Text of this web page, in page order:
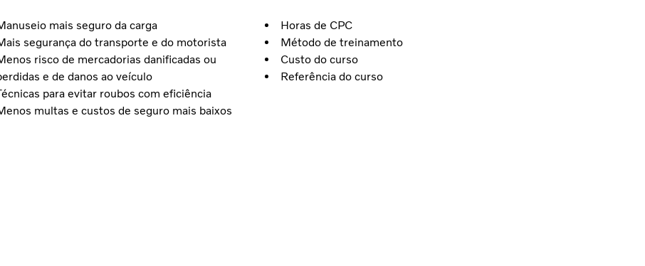
mais seguro da carga
segurança do transporte e do motorista
risco de mercadorias danificadas ou
e de danos ao veículo
para evitar roubos com eficiência
multas e custos de seguro mais baixos
Horas de CPC
Método de treinamento
Custo do curso
Referência do curso